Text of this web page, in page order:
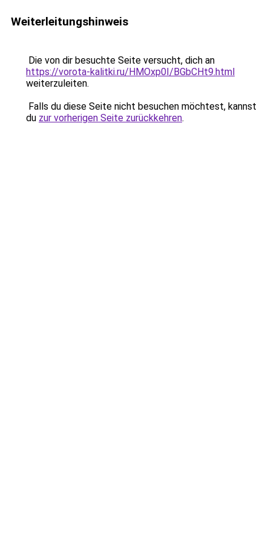
Weiterleitungshinweis
Die von dir besuchte Seite versucht, dich an
https://vorota-kalitki.ru/HMOxp0I/BGbCHt9.html
weiterzuleiten.
Falls du diese Seite nicht besuchen möchtest, kannst
du zur vorherigen Seite zurückkehren.